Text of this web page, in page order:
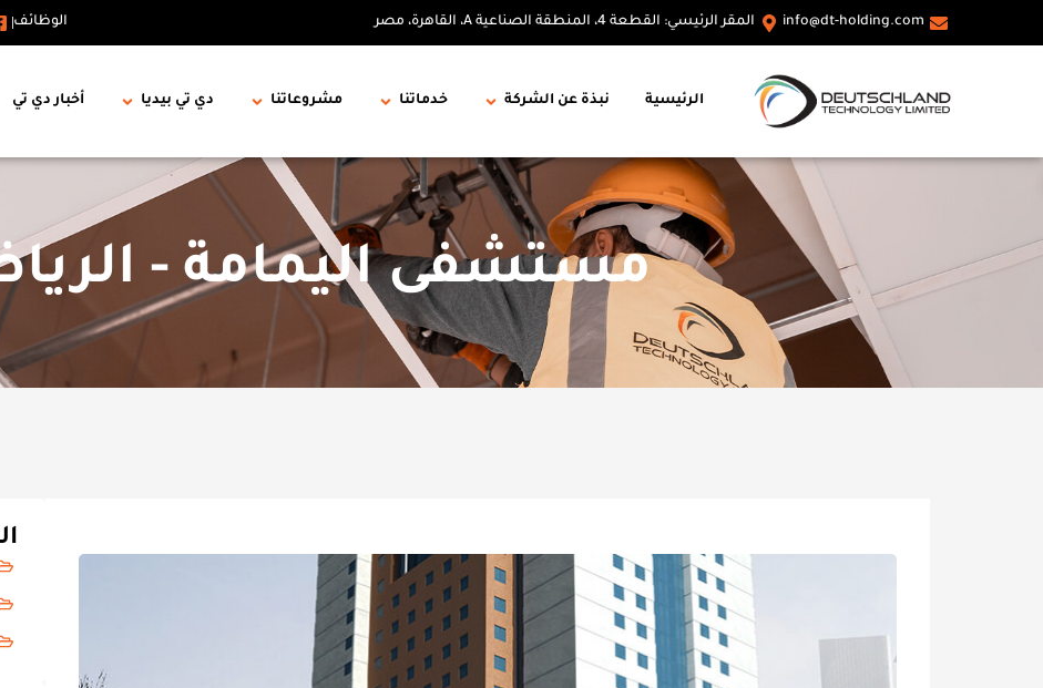
info@dt-holding.com المقر الرئيسي: القطعة 4، المنطقة الصناعية A، القاهرة، مصر الوظائف
الرئيسية نبذة عن الشركة خدماتنا مشروعاتنا دي تي بيديا أخبار دي تي
مستشفى اليمامة -